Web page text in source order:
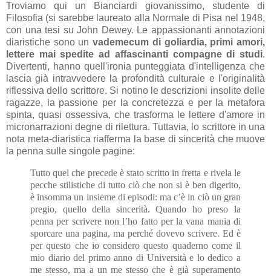
Troviamo qui un Bianciardi giovanissimo, studente di
Filosofia (si sarebbe laureato alla Normale di Pisa nel 1948,
con una tesi su John Dewey. Le appassionanti annotazioni
diaristiche sono unvademecum di goliardia, primi amori,
lettere mai spedite ad affascinanti compagne di studi.
Divertenti, hanno quell'ironia punteggiata d'intelligenza che
lascia già intravvedere la profondità culturale e l'originalità
riflessiva dello scrittore. Si notino le descrizioni insolite delle
ragazze, la passione per la concretezza e per la metafora
spinta, quasi ossessiva, che trasforma le lettere d'amore in
micronarrazioni degne di rilettura. Tuttavia, lo scrittore in una
nota meta-diaristica riafferma la base di sincerità che muove
la penna sulle singole pagine:
Tutto quel che precede è stato scritto in fretta e rivela le
pecche stilistiche di tutto ciò che non si è ben digerito,
è insomma un insieme di episodi: ma c’è in ciò un gran
pregio, quello della sincerità. Quando ho preso la
penna per scrivere non l’ho fatto per la vana mania di
sporcare una pagina, ma perché dovevo scrivere. Ed è
per questo che io considero questo quaderno come il
mio diario del primo anno di Università e lo dedico a
me stesso, ma a un me stesso che è già superamento